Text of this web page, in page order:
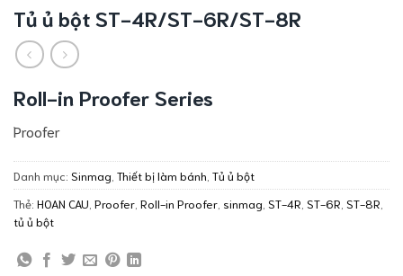
Tủ ủ bột ST-4R/ST-6R/ST-8R
Roll-in Proofer Series
Proofer
Danh mục: Sinmag Thiết bị làm bánh Tủ ủ bột
Thẻ: HOAN CAU Proofer Roll-in Proofer sinmag ST-4R ST-6R ST-8R
tủ ủ bột